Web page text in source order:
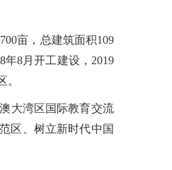
亩，总建筑面积109
8月开工建设，2019
。
大湾区国际教育交流
区、树立新时代中国